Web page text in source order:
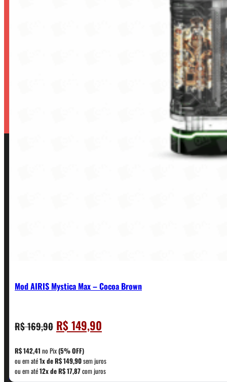
Mod AIRIS Mystica Max – Cocoa Brown
R$169,90 O
preço
original
era:
R$ 169,90.
R$149,90
preço
é:
R$ 149,90.
R$142,41 no Pix(5% OFF)
ou em até1x deR$149,90sem juros
ou em até12x deR$17,87com juros
CONTATO
WhatsApp: (11) 5229-0120